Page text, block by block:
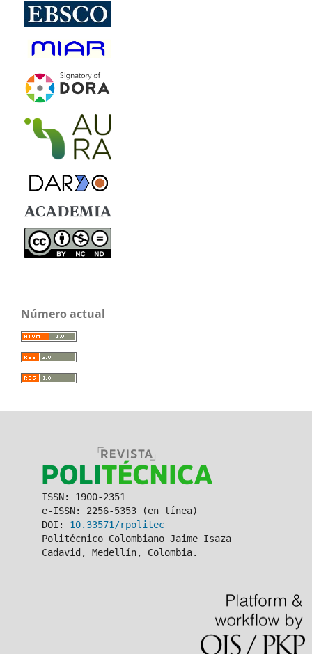
Número actual
ISSN: 1900-2351
e-ISSN: 2256-5353 (en línea)
DOI: 10.33571/rpolitec
Politécnico Colombiano Jaime Isaza
Cadavid, Medellín, Colombia.